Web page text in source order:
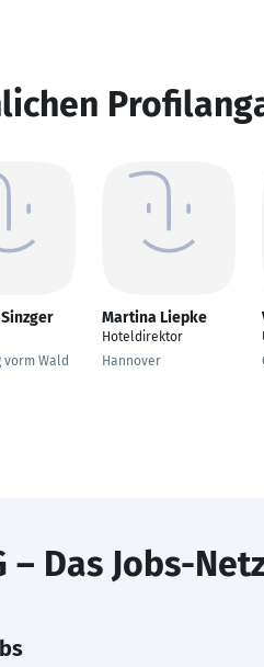
vorm Wald
Martina Liepke
Hoteldirektor
Hannover
– Das Jobs-